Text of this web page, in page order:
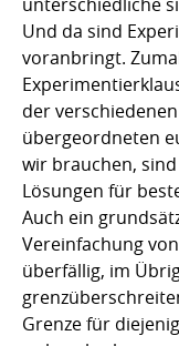
Und da sind
voranbringt.
der
übergeordneten
wir brauchen,
Lösungen für
Auch ein
Vereinfachung
überfällig, im
Grenze für